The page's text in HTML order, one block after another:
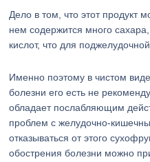
Дело в том, что этот продукт
нем содержится много сахара,
кислот, что для
Именно поэтому в чистом
болезни его есть не
обладает послабляющим
проблем с желудочно-
отказываться от этого
обострения болезни можно